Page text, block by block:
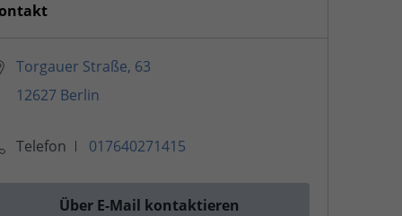
Torgauer Straße, 63
12627 Berlin
Telefon 017640271415
Über E-Mail kontaktieren